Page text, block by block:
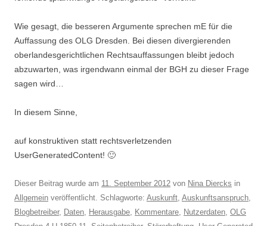
Wie gesagt, die besseren Argumente sprechen mE für die
Auffassung des OLG Dresden. Bei diesen divergierenden
oberlandesgerichtlichen Rechtsauffassungen bleibt jedoch
abzuwarten, was irgendwann einmal der BGH zu dieser Frage
sagen wird…
In diesem Sinne,
auf konstruktiven statt rechtsverletzenden
UserGeneratedContent! 🙂
Dieser Beitrag wurde am 11. September 2012 von Nina Diercks in
Allgemein veröffentlicht. Schlagworte: Auskunft, Auskunftsanspruch,
Blogbetreiber, Daten, Herausgabe, Kommentare, Nutzerdaten, OLG